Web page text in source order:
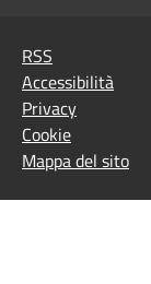
RSS
Accessibilità
Privacy
Cookie
Mappa del sito